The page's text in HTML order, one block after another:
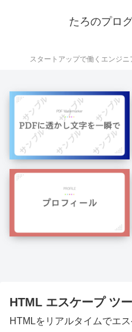
たろのプロ
スタートアップで働くエンジ
HTML エスケープ ツ
HTMLをリアルタイムでエ